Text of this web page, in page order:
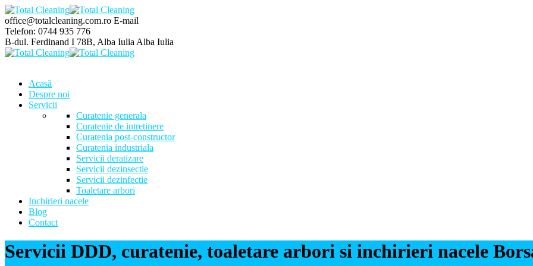
office@totalcleaning.com.ro E-mail
Telefon: 0744 935 776
B-dul. Ferdinand I 78B, Alba Iulia Alba Iulia
Acasă
Despre noi
Servicii
Curatenie generala
Curatenie de intretinere
Curatenia post-constructor
Curatenia industriala
Servicii deratizare
Servicii dezinsectie
Servicii dezinfectie
Toaletare arbori
Inchirieri nacele
Blog
Contact
Servicii DDD, curatenie, toaletare arbori si inchirieri nacele